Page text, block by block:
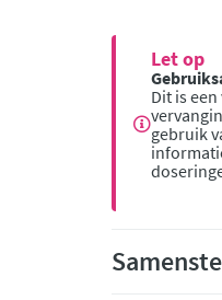
Let op
Dit is
gebruik